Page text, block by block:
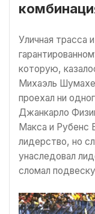
Уличная трасса
которую,
Михаэль
проехал ни
Джанкарло
Макса и Рубенс
лидерство, но
унаследовал
сломал